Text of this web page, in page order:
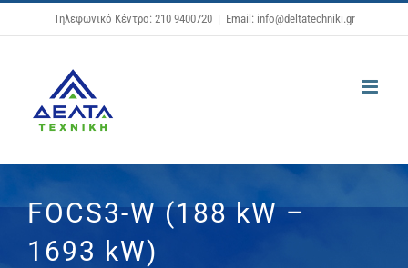
Μετάβαση
στο
Τηλεφωνικό Κέντρο: 210 9400720 | Email: info@deltatechniki.gr
FOCS3-W (188 kW –
1693 kW)